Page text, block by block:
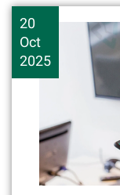
20
Oct
2025